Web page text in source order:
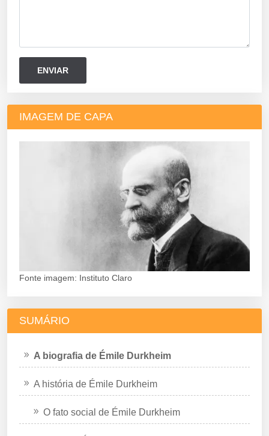
IMAGEM DE CAPA
Fonte imagem: Instituto Claro
SUMÁRIO
A biografia de Émile Durkheim
A história de Émile Durkheim
O fato social de Émile Durkheim